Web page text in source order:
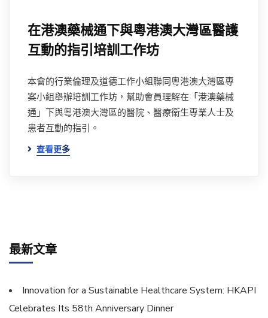
在港澳藥械通下與粵港澳大灣區醫護
互動的指引培訓工作坊
本會的行業倫理及道德工作小組聯同粵港澳大灣區專
案小組舉辦培訓工作坊，幫助會員理解在「港澳藥械
通」下與粵港澳大灣區的醫院、醫療衞生專業人士及
患者互動的指引。
查看更多
最新文章
Innovation for a Sustainable Healthcare System: HKAPI
Celebrates Its 58th Anniversary Dinner